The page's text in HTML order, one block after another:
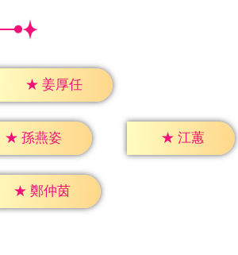
★ 姜厚任
★ 孫燕姿 ★ 江蕙
★ 鄭仲茵